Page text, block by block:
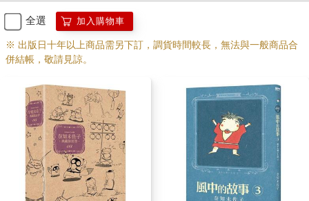
全選 加入購物車
※ 出版日十年以上商品需另下訂，調貨時間較長，無法與一般商品合
併結帳，敬請見諒。